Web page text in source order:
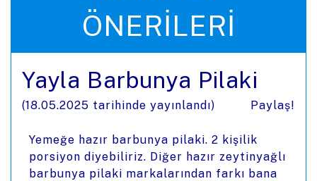
ÖNERILERI
Yayla Barbunya Pilaki
(18.05.2025 tarihinde yayınlandı) Paylaş!
Yemeğe hazır barbunya pilaki. 2 kişilik
porsiyon diyebiliriz. Diğer hazır zeytinyağlı
barbunya pilaki markalarından farkı bana